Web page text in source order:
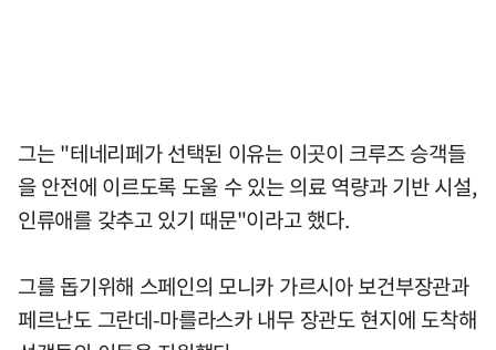
그는 "테네리페가 선택된 이유는 이곳이 크루즈 승객들
을 안전에 이르도록 도울 수 있는 의료 역량과 기반 시설,
인류애를 갖추고 있기 때문"이라고 했다.
그를 돕기위해 스페인의 모니카 가르시아 보건부장관과
페르난도 그란데-마를라스카 내무 장관도 현지에 도착해